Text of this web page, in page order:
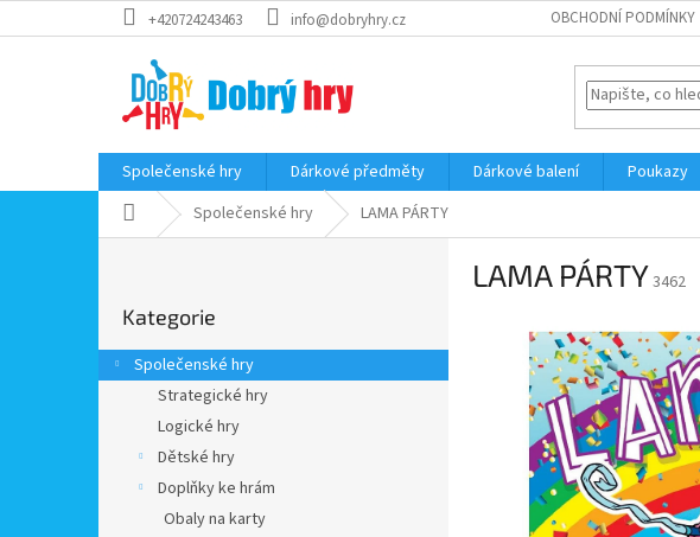
na
+420724243463 info@dobryhry.cz OBCHODNÍ PODMÍNKY
Společenské hry Dárkové předměty Dárkové balení Poukazy
Domů Společenské hry LAMA PÁRTY
r
a
kategorie
Kategorie
Společenské hry
Strategické hry
Logické hry
Dětské hry
Doplňky ke hrám
Obaly na karty
LAMA PÁRTY3462